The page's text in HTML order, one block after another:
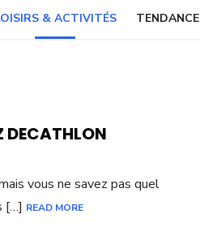
& ACTIVITÉS TENDANCE
DECATHLON
vous ne savez pas quel
[…] READ MORE